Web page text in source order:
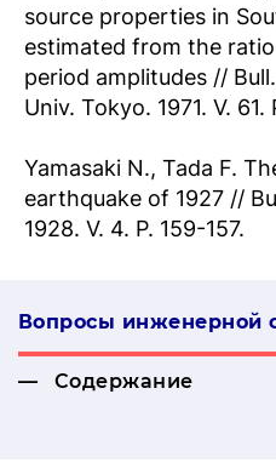
source properties in
estimated from the
period amplitudes //
Univ. Tokyo. 1971. V. 61.
Yamasaki N., Tada F.
earthquake of 1927 //
1928. V. 4. P. 159-157.
Вопросы инженерной
Содержание